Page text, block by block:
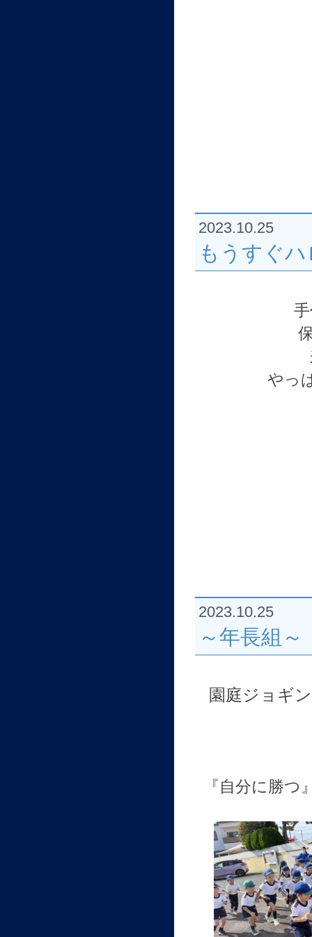
2023.10.25
もうすぐ
やっ
2023.10.25
～年長組～
園庭ジョギ
『自分に勝